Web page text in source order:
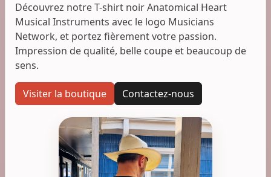
Découvrez notre T-shirt noir Anatomical Heart
Musical Instruments avec le logo Musicians
Network, et portez fièrement votre passion.
Impression de qualité, belle coupe et beaucoup de
sens.
Visiter la boutique Contactez-nous